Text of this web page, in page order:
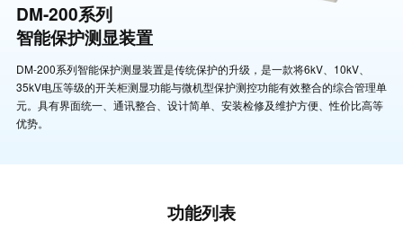
DM-200系列
智能保护测显装置
DM-200系列智能保护测显装置是传统保护的升级，是一款将6kV、10kV、
35kV电压等级的开关柜测显功能与微机型保护测控功能有效整合的综合管理单
元。具有界面统一、通讯整合、设计简单、安装检修及维护方便、性价比高等
优势。
功能列表